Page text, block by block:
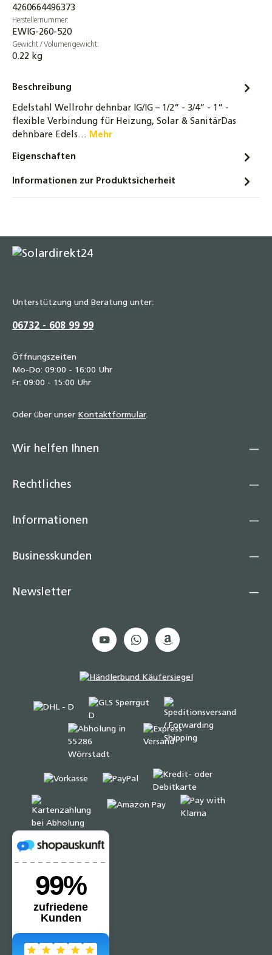
Dichtung bis 260°C
5,90 €
Messing Doppelnippel 3/8" bis 1 1/2" -
beidseitig flachdichtend - Trinkwasser
2,95 €
einseitig flachdichtend, gewindedichtend,
3,20 €
Edelstahl Doppelnippel 1/2" bis 1 1/4" –
beidseitig flachdichtend,
3/8" bis 2 1/2" – hitzebeständig bis 250 °C,
kurzzeitig 350 °C, inkl. Zulassungen
4260664496373
Herstellernummer:
EWIG-260-520
Gewicht / Volumengewicht:
0.22 kg
Beschreibung
Edelstahl Wellrohr dehnbar IG/IG – 1/2“ - 3/4“ - 1“ -
flexible Verbindung für Heizung, Solar & SanitärDas
dehnbare Edels… Mehr
Eigenschaften
Informationen zur Produktsicherheit
Unterstützung und Beratung unter:
06732 - 608 99 99
Öffnungszeiten
Mo-Do: 09:00 - 16:00 Uhr
Fr: 09:00 - 15:00 Uhr
Oder über unser Kontaktformular.
Wir helfen Ihnen
Rechtliches
Informationen
Businesskunden
Newsletter